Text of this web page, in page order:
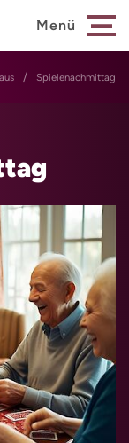
Menü
Spielenachmittag